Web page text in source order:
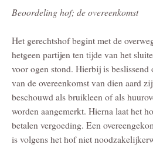
Beoordeling hof; de overeenkomst
Het gerechtshof begint met de
hetgeen partijen ten tijde van het
voor ogen stond. Hierbij is
van de overeenkomst van dien aard
beschouwd als bruikleen of als
worden aangemerkt. Hierna laat het
betalen vergoeding. Een
is volgens het hof niet